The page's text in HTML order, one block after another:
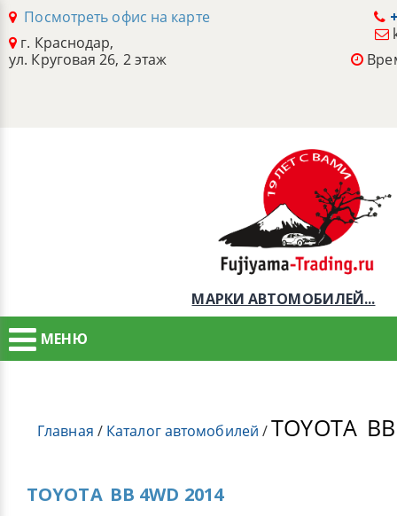
Посмотреть офис на карте
г. Краснодар,
ул. Круговая 26, 2 этаж
МАРКИ АВТОМОБИЛЕЙ...
МЕНЮ
Главная / Каталог автомобилей /TOYOTA
TOYOTA BB 4WD 2014